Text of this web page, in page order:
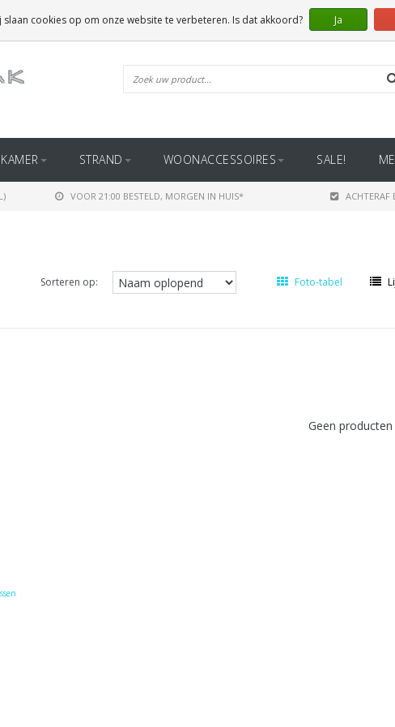
STRAND WOONACCESSOIRES SALE!
VOOR 21:00 BESTELD, MORGEN IN HUIS* ACHTERAF
Sorteren op: Foto-tabel
Geen producten
slaan cookies op om onze website te verbeteren. Is dat akkoord? Ja